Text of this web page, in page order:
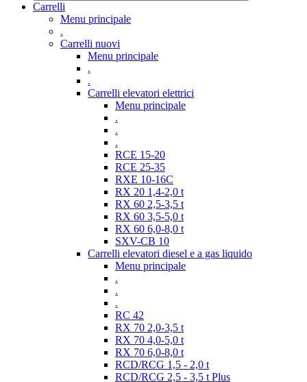
Carrelli
Menu principale
.
Carrelli nuovi
Menu principale
.
.
Carrelli elevatori elettrici
Menu principale
.
.
.
RCE 15-20
RCE 25-35
RXE 10-16C
RX 20 1,4-2,0 t
RX 60 2,5-3,5 t
RX 60 3,5-5,0 t
RX 60 6,0-8,0 t
SXV-CB 10
Carrelli elevatori diesel e a gas liquido
Menu principale
.
.
.
RC 42
RX 70 2,0-3,5 t
RX 70 4,0-5,0 t
RX 70 6,0-8,0 t
RCD/RCG 1,5 - 2,0 t
RCD/RCG 2,5 - 3,5 t Plus